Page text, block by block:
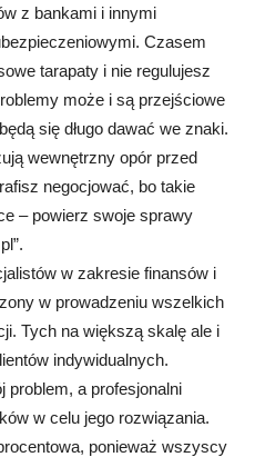
z bankami i innymi
Czasem
tarapaty i nie regulujesz
może i są przejściowe
się długo dawać we znaki.
wewnętrzny opór przed
negocjować, bo takie
– powierz swoje sprawy
w zakresie finansów i
w prowadzeniu wszelkich
Tych na większą skalę ale i
indywidualnych.
problem, a profesjonalni
w celu jego rozwiązania.
ponieważ wszyscy